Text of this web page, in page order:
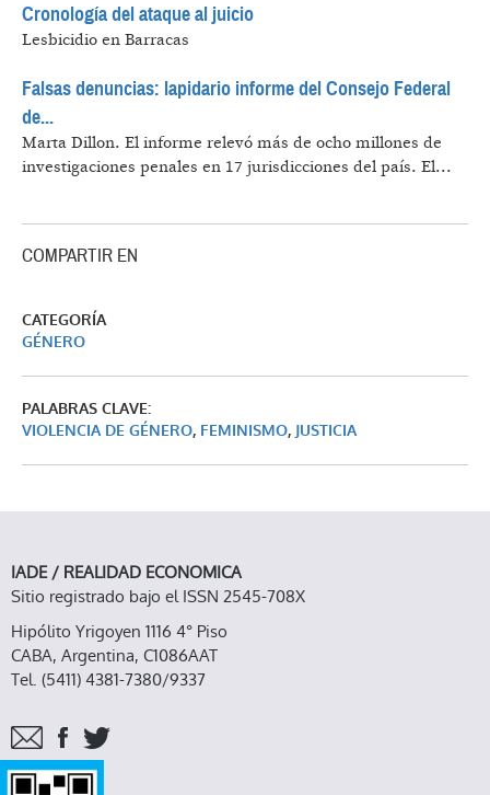
Cronología del ataque al juicio
Lesbicidio en Barracas
Falsas denuncias: lapidario informe del Consejo Federal
de...
Marta Dillon. El informe relevó más de ocho millones de
investigaciones penales en 17 jurisdicciones del país. El...
COMPARTIR EN
CATEGORÍA
GÉNERO
PALABRAS CLAVE:
VIOLENCIA DE GÉNERO, FEMINISMO, JUSTICIA
IADE / REALIDAD ECONOMICA
Sitio registrado bajo el ISSN 2545-708X
Hipólito Yrigoyen 1116 4° Piso
CABA, Argentina, C1086AAT
Tel. (5411) 4381-7380/9337